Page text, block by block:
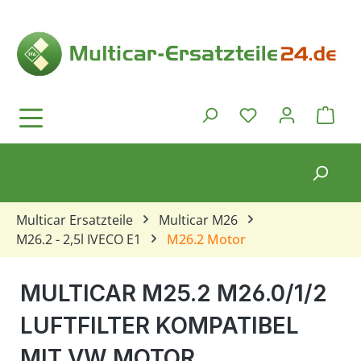
Du hast 0
Multicar Ersatzteile
Multicar M26
M26.2 - 2,5l IVECO E1
M26.2 Motor
MULTICAR M25.2 M26.0/1/2
LUFTFILTER KOMPATIBEL